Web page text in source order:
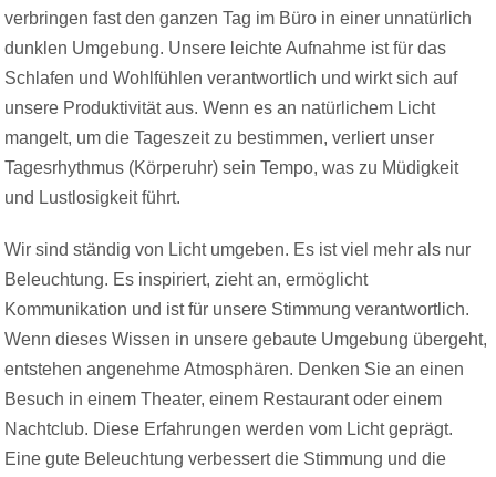
verbringen fast den ganzen Tag im Büro in einer unnatürlich
dunklen Umgebung. Unsere leichte Aufnahme ist für das
Schlafen und Wohlfühlen verantwortlich und wirkt sich auf
unsere Produktivität aus. Wenn es an natürlichem Licht
mangelt, um die Tageszeit zu bestimmen, verliert unser
Tagesrhythmus (Körperuhr) sein Tempo, was zu Müdigkeit
und Lustlosigkeit führt.
Wir sind ständig von Licht umgeben. Es ist viel mehr als nur
Beleuchtung. Es inspiriert, zieht an, ermöglicht
Kommunikation und ist für unsere Stimmung verantwortlich.
Wenn dieses Wissen in unsere gebaute Umgebung übergeht,
entstehen angenehme Atmosphären. Denken Sie an einen
Besuch in einem Theater, einem Restaurant oder einem
Nachtclub. Diese Erfahrungen werden vom Licht geprägt.
Eine gute Beleuchtung verbessert die Stimmung und die